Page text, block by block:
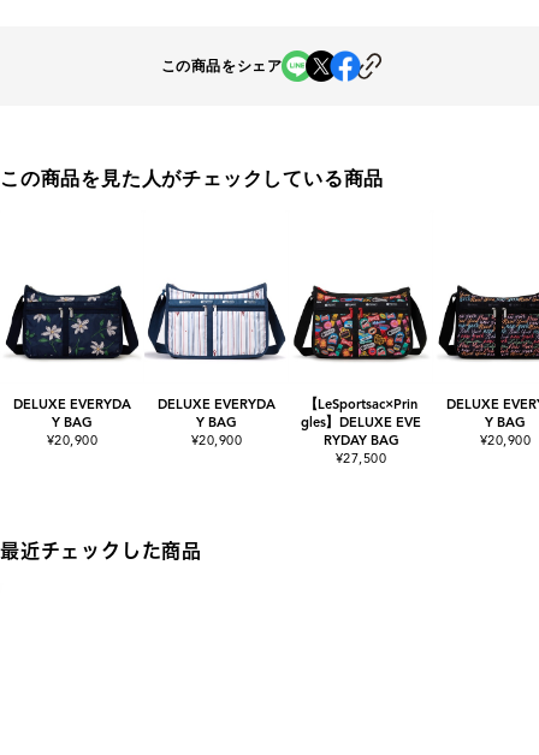
この商品をシェア
この商品を見た人がチェックしている商品
DELUXE EVERYDA
Y BAG
¥20,900
DELUXE EVERYDA
Y BAG
¥20,900
【LeSportsac×Prin
gles】DELUXE EVE
RYDAY BAG
¥27,500
DELUXE
Y BAG
¥20,900
最近チェックした商品